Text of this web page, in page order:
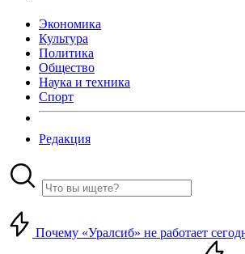
Экономика
Культура
Политика
Общество
Наука и техника
Спорт
Редакция
Почему «Уралсиб» не работает